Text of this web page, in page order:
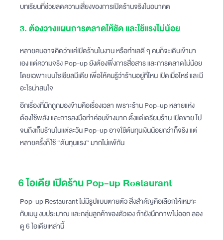
บทเรียนที่ช่วยลดความเสี่ยงของการเปิดร้านจริงในอนาคต
3. ต้องวางแผนการตลาดให้ชัด และใช้แรงไม่น้อย
หลายคนอาจคิดว่าแค่เปิดร้านในงาน หรือทำเลดี ๆ คนก็จะเดินเข้ามา
เอง แต่ความจริง Pop-up ยังต้องพึ่งการสื่อสาร และการตลาดไม่น้อย
โดยเฉพาะบนโซเชียลมีเดีย เพื่อให้คนรู้ว่าร้านอยู่ที่ไหน เปิดเมื่อไหร่ และมี
อะไรน่าสนใจ
อีกเรื่องที่มักถูกมองข้ามคือเรื่องเวลา เพราะร้าน Pop-up หลายแห่ง
ต้องใช้พลัง และการลงมือทำค่อนข้างมาก ตั้งแต่เตรียมร้าน เปิดขาย ไป
จนถึงเก็บร้านในแต่ละวัน Pop-up อาจใช้ต้นทุนเงินน้อยกว่าก็จริง แต่
หลายครั้งก็ใช้ “ต้นทุนแรง” มากไม่แพ้กัน
6 ไอเดีย เปิดร้าน Pop-up Restaurant
Pop-up Restaurant ไม่มีรูปแบบตายตัว สิ่งสำคัญคือเลือกให้เหมาะ
กับเมนู งบประมาณ และกลุ่มลูกค้าของตัวเอง ถ้ายังนึกภาพไม่ออก ลอง
ดู 6 ไอเดียเหล่านี้